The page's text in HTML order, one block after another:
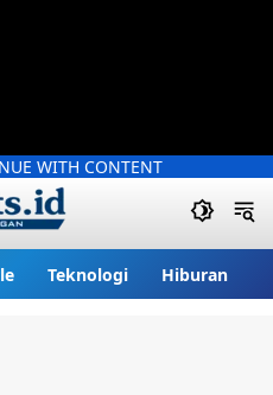
WITH CONTENT
Teknologi Hiburan